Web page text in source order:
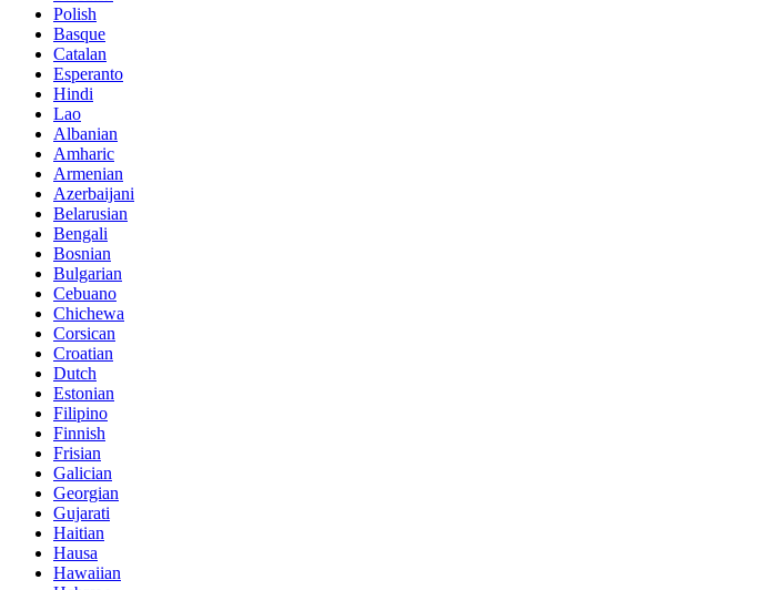
Polish
Basque
Catalan
Esperanto
Hindi
Lao
Albanian
Amharic
Armenian
Azerbaijani
Belarusian
Bengali
Bosnian
Bulgarian
Cebuano
Chichewa
Corsican
Croatian
Dutch
Estonian
Filipino
Finnish
Frisian
Galician
Georgian
Gujarati
Haitian
Hausa
Hawaiian